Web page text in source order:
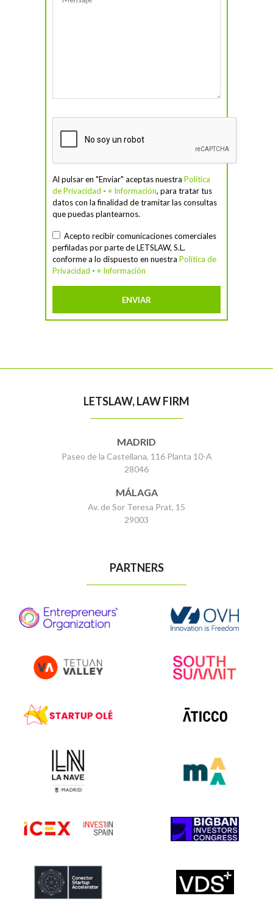
Al pulsar en "Enviar" aceptas nuestra Política
de Privacidad - + Información, para tratar tus
datos con la finalidad de tramitar las consultas
que puedas plantearnos.
Acepto recibir comunicaciones comerciales
perfiladas por parte de LETSLAW, S.L.
conforme a lo dispuesto en nuestra Política de
Privacidad - + Información
LETSLAW, LAW FIRM
MADRID
Paseo de la Castellana, 116 Planta 10-A
28046
MÁLAGA
Av. de Sor Teresa Prat, 15
29003
PARTNERS